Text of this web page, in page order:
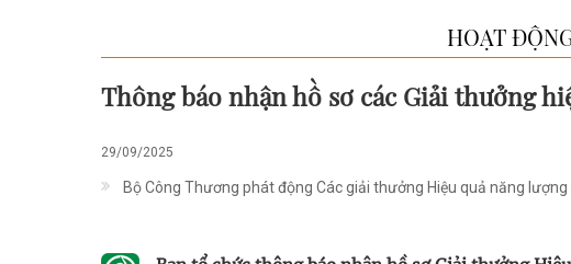
HOẠT
Thông báo nhận hồ sơ các Giải thưởng
29/09/2025
Bộ Công Thương phát động Các giải thưởng Hiệu quả năng